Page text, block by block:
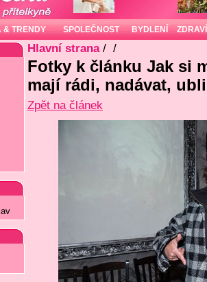
& TRENDY SPOLEČNOST BYDLENÍ ZDRAVÍ
Hlavní strana/ /
Fotky k článku Jak si
mají rádi, nadávat,
Zpět na článek